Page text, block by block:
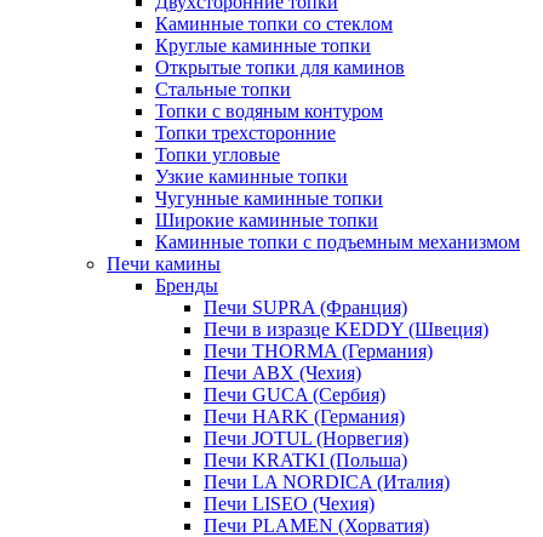
Каминные топки со стеклом
Круглые каминные топки
Открытые топки для каминов
Стальные топки
Топки с водяным контуром
Топки трехсторонние
Топки угловые
Узкие каминные топки
Чугунные каминные топки
Широкие каминные топки
Каминные топки с подъемным механизмом
Печи камины
Бренды
Печи SUPRA (Франция)
Печи в изразце KEDDY (Швеция)
Печи THORMA (Германия)
Печи ABX (Чехия)
Печи GUCA (Сербия)
Печи HARK (Германия)
Печи JOTUL (Норвегия)
Печи KRATKI (Польша)
Печи LA NORDICA (Италия)
Печи LISEO (Чехия)
Печи PLAMEN (Хорватия)